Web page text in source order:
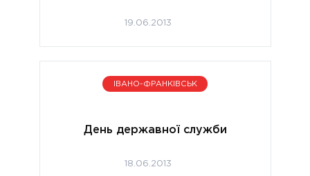
19.06.2013
ІВАНО-ФРАНКІВСЬК
День державної служби
18.06.2013